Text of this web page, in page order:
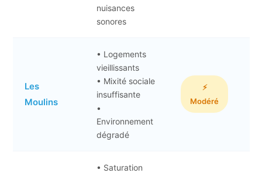
nuisances
sonores
Les
Moulins
• Logements
vieillissants
• Mixité sociale
insuffisante
•
Environnement
dégradé
⚡
Modéré
• Saturation